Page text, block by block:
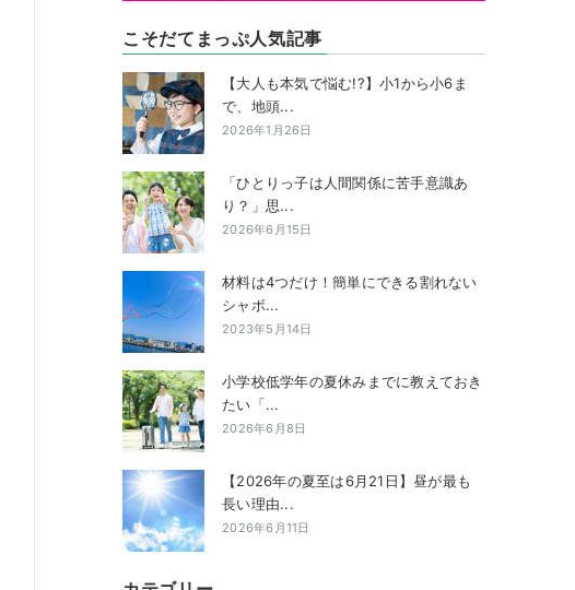
こそだてまっぷ人気記事
【大人も本気で悩む!?】小1から小6ま
で、地頭...
2026年1月26日
「ひとりっ子は人間関係に苦手意識あ
り？」思...
2026年6月15日
材料は4つだけ！簡単にできる割れない
シャボ...
2023年5月14日
小学校低学年の夏休みまでに教えておき
たい「...
2026年6月8日
【2026年の夏至は6月21日】昼が最も
長い理由...
2026年6月11日